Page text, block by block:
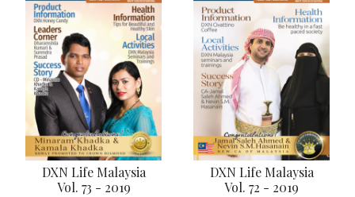
DXN Life Malaysia
Vol. 73 - 2019
DXN Life Malaysia
Vol. 72 - 2019